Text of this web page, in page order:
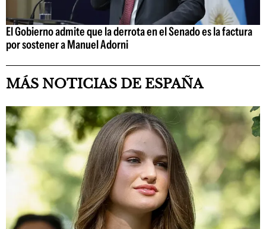
El Gobierno admite que la derrota en el Senado es la factura
por sostener a Manuel Adorni
MÁS NOTICIAS DE ESPAÑA